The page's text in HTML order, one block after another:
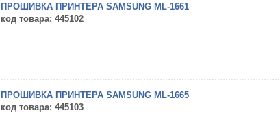
ПРОШИВКА ПРИНТЕРА SAMSUNG ML-1661
код товара: 445102
ПРОШИВКА ПРИНТЕРА SAMSUNG ML-1665
код товара: 445103